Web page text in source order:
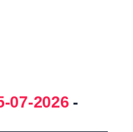
07-2026 -